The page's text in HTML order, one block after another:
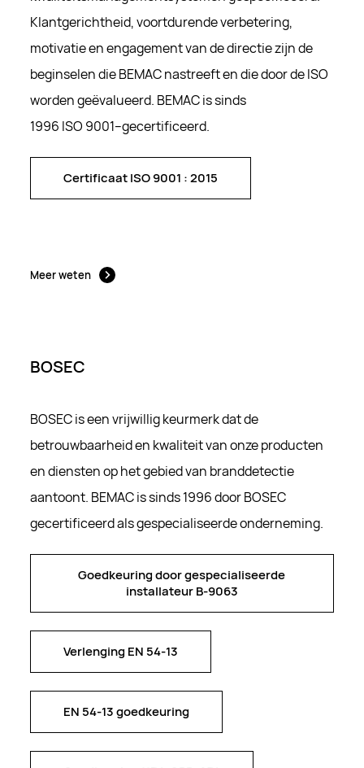
Klantgerichtheid, voortdurende verbetering,
motivatie en engagement van de directie zijn de
beginselen die BEMAC nastreeft en die door de ISO
worden geëvalueerd. BEMACis sinds
1996 ISO 9001–gecertificeerd.
Certificaat ISO 9001 : 2015
Certificaat ISO 9001 : 2015
Meer weten
BOSEC
BOSEC is een vrijwillig keurmerk dat de
betrouwbaarheid en kwaliteit van onze producten
en diensten op het gebied van branddetectie
aantoont. BEMAC is sinds 1996 door BOSEC
gecertificeerd als gespecialiseerde onderneming.
Goedkeuring door gespecialiseerde
installateur B-9063
Goedkeuring door gespecialiseerde
installateur B-9063
Verlenging EN 54-13
Verlenging EN 54-13
EN 54-13 goedkeuring
EN 54-13 goedkeuring
13 maanden bemac.be
analyseren
13 maanden bemac.be
_dc_gtm_GTM-T7V6VD9
Cookie van Google Tag Manager stelt ons in
verschillende hieronder genoemde
stellen en te beheren
BEWAARTERMIJN
1 minuut bemac.be